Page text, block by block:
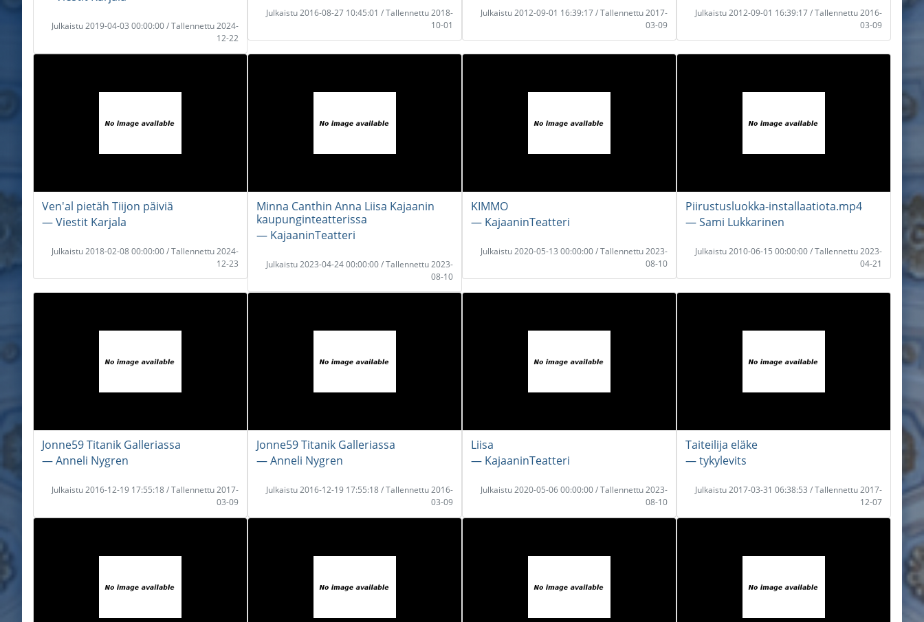
Julkaistu 2019-04-03 00:00:00 / Tallennettu 2024-
12-22
Julkaistu 2016-08-27 10:45:01 / Tallennettu 2018-
10-01
Julkaistu 2012-09-01 16:39:17 / Tallennettu 2017-
03-09
Julkaistu 2012-09-01 16:39:17 / Tallennettu 2016-
03-09
Ven'al pietäh Tiijon päiviä
― Viestit Karjala
Julkaistu 2018-02-08 00:00:00 / Tallennettu 2024-
12-23
Minna Canthin Anna Liisa Kajaanin
kaupunginteatterissa
― KajaaninTeatteri
Julkaistu 2023-04-24 00:00:00 / Tallennettu 2023-
08-10
KIMMO
― KajaaninTeatteri
Julkaistu 2020-05-13 00:00:00 / Tallennettu 2023-
08-10
Piirustusluokka-installaatiota.mp4
― Sami Lukkarinen
Julkaistu 2010-06-15 00:00:00 / Tallennettu 2023-
04-21
Jonne59 Titanik Galleriassa
― Anneli Nygren
Julkaistu 2016-12-19 17:55:18 / Tallennettu 2017-
03-09
Jonne59 Titanik Galleriassa
― Anneli Nygren
Julkaistu 2016-12-19 17:55:18 / Tallennettu 2016-
03-09
Liisa
― KajaaninTeatteri
Julkaistu 2020-05-06 00:00:00 / Tallennettu 2023-
08-10
Taiteilija eläke
― tykylevits
Julkaistu 2017-03-31 06:38:53 / Tallennettu 2017-
12-07